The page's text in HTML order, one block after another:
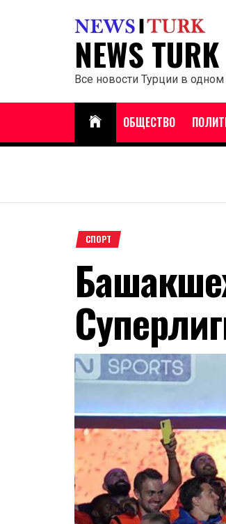
NEWS
Все новости Турции в одном
ОБЩЕСТВО
СПОРТ